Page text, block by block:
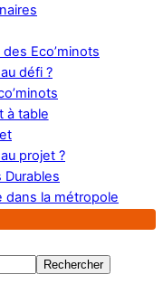
Eco’minots
défi ?
à table
projet ?
dans la métropole